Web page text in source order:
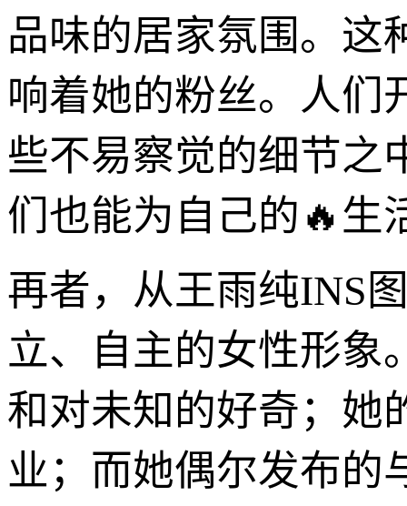
品味的居家氛围。这
响着她的粉丝。人们
些不易察觉的细节之
们也能为自己的🔥生
再者，从王雨纯INS
立、自主的女性形象
和对未知的好奇；她
业；而她偶尔发布的